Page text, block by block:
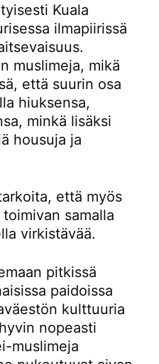
Kuala
ilmapiirissä
muslimeja, mikä
että suurin osa
hiuksensa,
minkä lisäksi
housuja ja
että myös
samalla
virkistävää.
pitkissä
paidoissa
kulttuuria
nopeasti
muslimeja